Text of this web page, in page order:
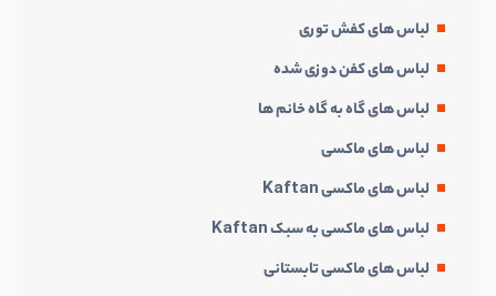
لباس های کفش توری
لباس های کفن دوزی شده
لباس های گاه به گاه خانم ها
لباس های ماکسی
لباس های ماکسی Kaftan
لباس های ماکسی به سبک Kaftan
لباس های ماکسی تابستانی